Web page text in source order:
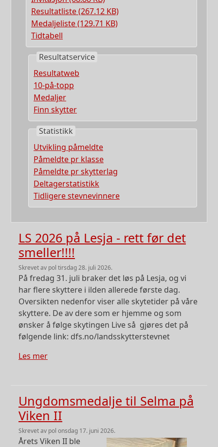
Resultatliste (267.12 KB)
Medaljeliste (129.71 KB)
Tidtabell
Resultatservice
Resultatweb
10-på-topp
Medaljer
Finn skytter
Statistikk
Utvikling påmeldte
Påmeldte pr klasse
Påmeldte pr skytterlag
Deltagerstatistikk
Tidligere stevnevinnere
LS 2026 på Lesja - rett før det
smeller!!!!
skrevet av pol tirsdag 28. juli 2026.
På fredag 31. juli braker det løs på Lesja, og vi
har flere skyttere i ilden allerede første dag.
Oversikten nedenfor viser alle skytetider på våre
skyttere. De av dere som er hjemme og som
ønsker å følge skytingen Live så gjøres det på
følgende link: dfs.no/landsskytterstevnet
Les merom LS 2026 på Lesja - rett før det smeller!!!!
Ungdomsmedalje til Selma på
Viken II
skrevet av pol onsdag 17. juni 2026.
Årets Viken II ble